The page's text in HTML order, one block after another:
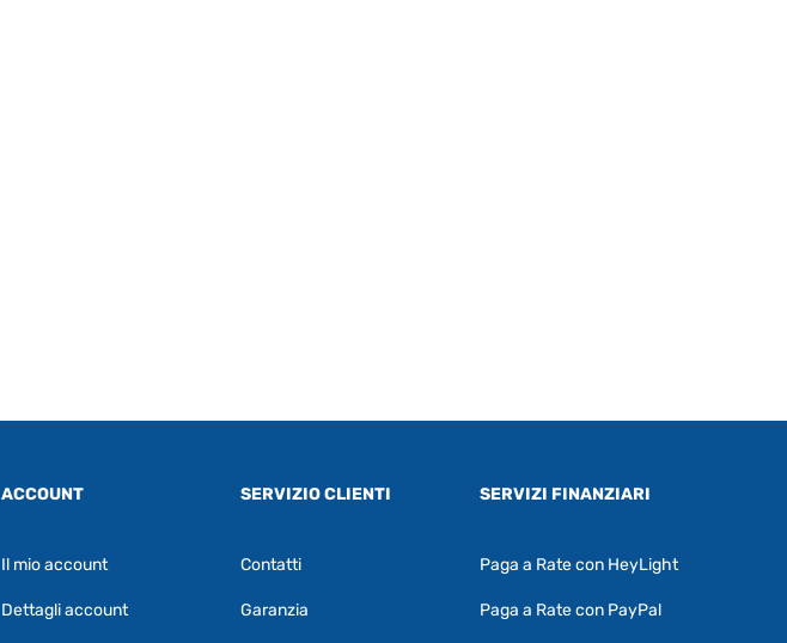
ACCOUNT
Il mio account
Dettagli account
SERVIZIO CLIENTI
Contatti
Garanzia
SERVIZI FINANZIARI
Paga a Rate con HeyLight
Paga a Rate con PayPal
RF Assist